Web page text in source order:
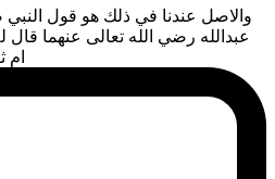
والاصل عندنا في ذلك هو قول
عبدالله رضي الله تعالى عنهما قال
ام